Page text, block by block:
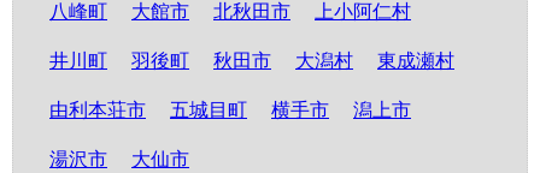
八峰町 大館市 北秋田市 上小阿仁村
井川町 羽後町 秋田市 大潟村 東成瀬村
由利本荘市 五城目町 横手市 潟上市
湯沢市 大仙市